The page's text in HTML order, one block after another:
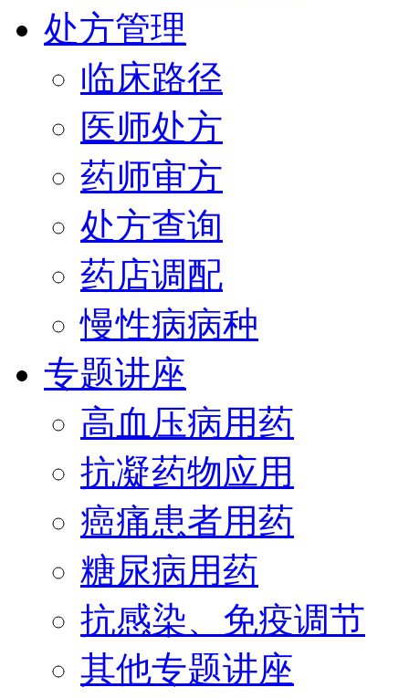
处方管理
临床路径
医师处方
药师审方
处方查询
药店调配
慢性病病种
专题讲座
高血压病用药
抗凝药物应用
癌痛患者用药
糖尿病用药
抗感染、免疫调节
其他专题讲座